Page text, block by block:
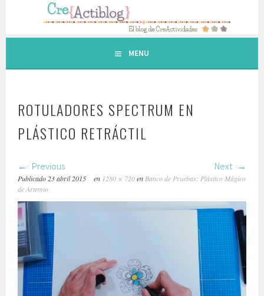
contenido.
MENU
ROTULADORES SPECTRUM EN
PLÁSTICO RETRÁCTIL
Previous Next
Publicado 23 abril 2015 en 1280 × 720en Banco de Pruebas: Plástico Mágico
de Artemio